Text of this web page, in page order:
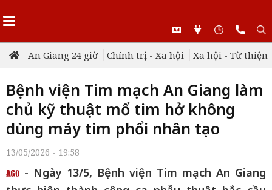
An Giang 24 giờ Chính trị - Xã hội Xã hội - Từ thiện
Bệnh viện Tim mạch An Giang làm
chủ kỹ thuật mổ tim hở không
dùng máy tim phổi nhân tạo
13/05/2026 - 19:58
- Ngày 13/5, Bệnh viện Tim mạch An Giang